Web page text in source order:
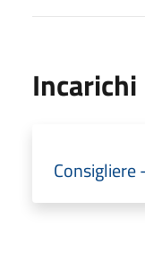
Incarichi
Consigliere